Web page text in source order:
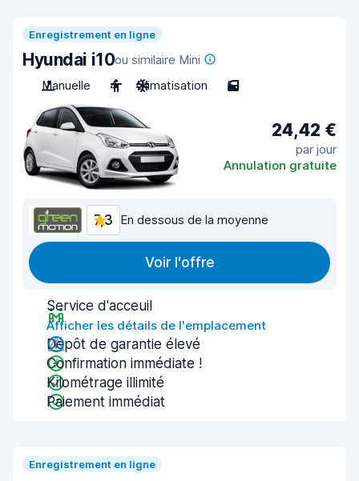
Enregistrement en ligne
Hyundai i10ou similaire Mini
Manuelle
4 Climatisation 5
24,42 €
par jour
Annulation gratuite
7,3 En dessous de la moyenne
Voir l'offre
Service d'acceuil
Afficher les détails de l'emplacement
Dépôt de garantie élevé
Confirmation immédiate !
Kilométrage illimité
Paiement immédiat
Enregistrement en ligne